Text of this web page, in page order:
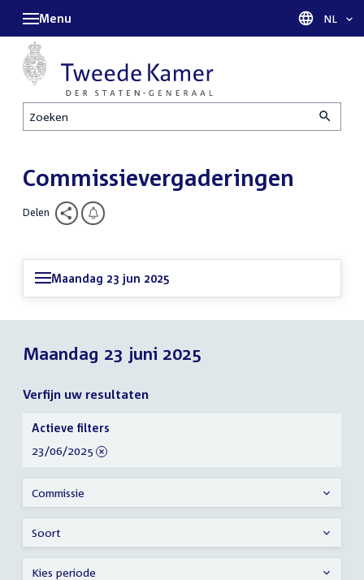
Zoeken
Menu Taal
NL
Commissievergaderingen
Delen
Maandag 23 jun 2025
Maandag 23 juni 2025
Verfijn uw resultaten
Verfijn
uw
resultaten
Actieve filters
verwijder
23/06/2025
Commissie
Soort
Kies periode